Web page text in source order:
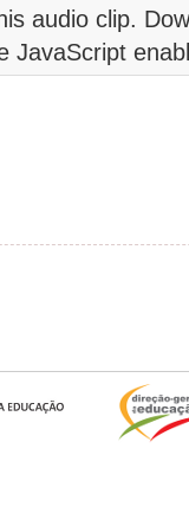
audio clip.
JavaScript